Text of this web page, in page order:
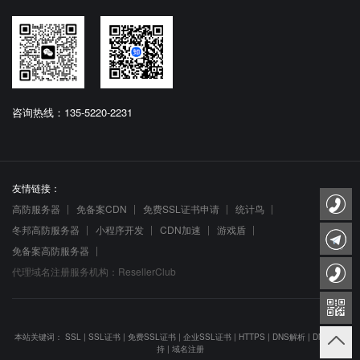
咨询热线：135-5220-2231
友情链接：
高防服务器
免备案CDN 免费SSL证书申请
统计鸟
冬邦高防服务器
小程序开发 CDN加速
游戏盾
免备案高防服务器
代理域名注册服务机构：ResellerClub
本站关键词： SSL | SSL证书 | 免费SSL证书 | 企业SSL证书 | HTTPS | DNS解析 | DNS防劫
持| 域名注册